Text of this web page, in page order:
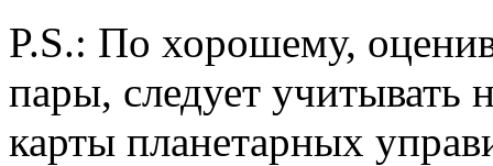
P.S.: По хорошему,
пары, следует учитывать
карты планетарных